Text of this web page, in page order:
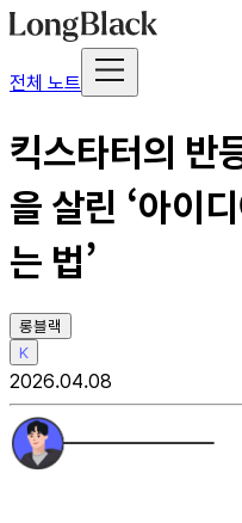
전체 노트
킥스타터의 반
을 살린 ‘아이
는 법’
롱블랙
K
2026.04.08